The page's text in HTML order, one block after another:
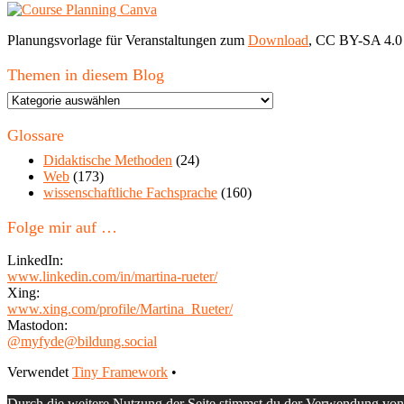
Planungsvorlage für Veranstaltungen zum Download, CC BY-SA 4.0
Themen in diesem Blog
Themen
diesem
Glossare
Didaktische Methoden (24)
Web (173)
wissenschaftliche Fachsprache (160)
Folge mir auf …
LinkedIn:
www.linkedin.com/in/martina-rueter/
Xing:
www.xing.com/profile/Martina_Rueter/
Mastodon:
@myfyde@bildung.social
Footer
Verwendet Tiny Framework •